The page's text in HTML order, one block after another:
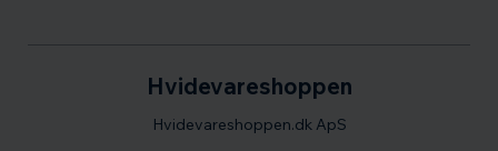
Hvidevareshoppen
Hvidevareshoppen.dk ApS